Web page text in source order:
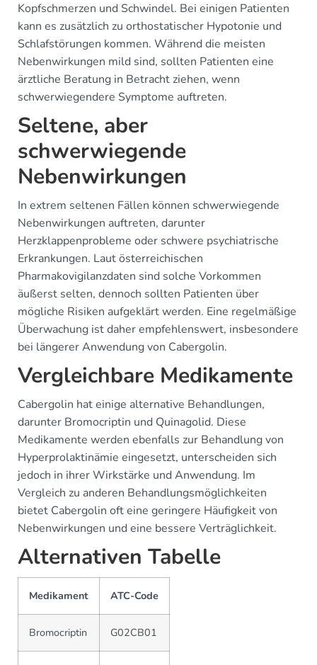
Kopfschmerzen und Schwindel. Bei einigen Patienten
kann es zusätzlich zu orthostatischer Hypotonie und
Schlafstörungen kommen. Während die meisten
Nebenwirkungen mild sind, sollten Patienten eine
ärztliche Beratung in Betracht ziehen, wenn
schwerwiegendere Symptome auftreten.
Seltene, aber
schwerwiegende
Nebenwirkungen
In extrem seltenen Fällen können schwerwiegende
Nebenwirkungen auftreten, darunter
Herzklappenprobleme oder schwere psychiatrische
Erkrankungen. Laut österreichischen
Pharmakovigilanzdaten sind solche Vorkommen
äußerst selten, dennoch sollten Patienten über
mögliche Risiken aufgeklärt werden. Eine regelmäßige
Überwachung ist daher empfehlenswert, insbesondere
bei längerer Anwendung von Cabergolin.
Vergleichbare Medikamente
Cabergolin hat einige alternative Behandlungen,
darunter Bromocriptin und Quinagolid. Diese
Medikamente werden ebenfalls zur Behandlung von
Hyperprolaktinämie eingesetzt, unterscheiden sich
jedoch in ihrer Wirkstärke und Anwendung. Im
Vergleich zu anderen Behandlungsmöglichkeiten
bietet Cabergolin oft eine geringere Häufigkeit von
Nebenwirkungen und eine bessere Verträglichkeit.
Alternativen Tabelle
Medikament ATC-Code
Bromocriptin G02CB01